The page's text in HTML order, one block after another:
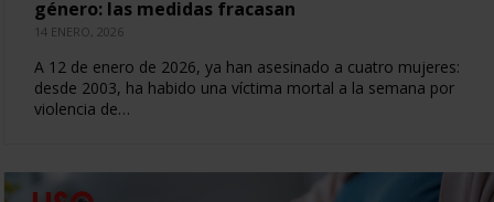
género: las medidas fracasan
14 ENERO, 2026
A 12 de enero de 2026, ya han asesinado a cuatro mujeres:
desde 2003, ha habido una víctima mortal a la semana por
violencia de…